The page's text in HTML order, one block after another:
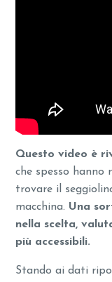
Questo video è
che spesso hanno
trovare il
macchina. Una
nella scelta,
più accessibili.
Stando ai dati